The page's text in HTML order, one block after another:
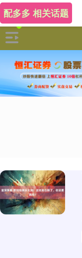
配多多 相关话题